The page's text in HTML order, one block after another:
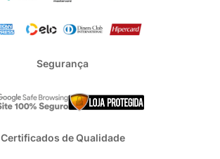
Segurança
Certificados de Qualidade